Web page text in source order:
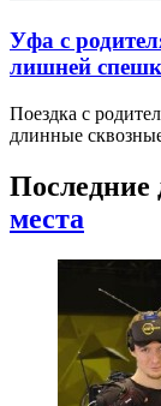
Уфа с
лишней
Поездка с
длинные
Последние
места